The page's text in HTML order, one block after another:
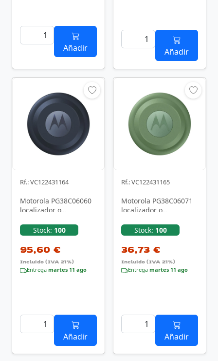
Añadir Añadir
Rf.: VC122431164
Motorola PG38C06060
localizador o
Universal Buscador
Azul, Verde
Stock: 100
95,60 €
Incluido (IVA 21%)
Entrega martes 11 ago
Añadir
Rf.: VC122431165
Motorola PG38C06071
localizador o
Universal Buscador
Verde
Stock: 100
36,73 €
Incluido (IVA 21%)
Entrega martes 11 ago
Añadir